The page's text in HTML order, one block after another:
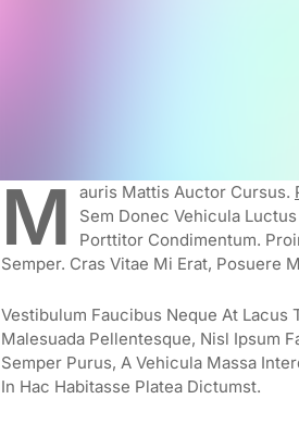
M Auris Mattis Auctor Cursus.
Sem Donec Vehicula
Porttitor Condimentum.
Semper. Cras Vitae Mi Erat, Posuere
Vestibulum Faucibus Neque At Lacus
Malesuada Pellentesque, Nisl Ipsum
Semper Purus, A Vehicula Massa
In Hac Habitasse Platea Dictumst.